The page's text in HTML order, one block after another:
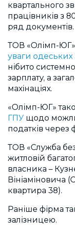
квартального
працівників з
ряд документів.
ТОВ «Олімп-
уваги одеських
нібито
зарплату, а
махінаціях.
«Олімп-ЮГ»
ГПУ щодо
податків через
ТОВ «Служба
житловій
власника –
Вініаміновича
квартира 38).
Раніше фірма
залізницею.